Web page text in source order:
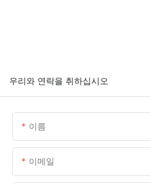
우리와 연락을 취하십시오
이름
이메일